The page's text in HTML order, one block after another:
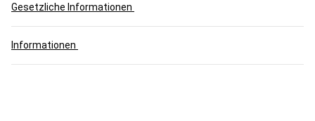
Gesetzliche Informationen
Informationen